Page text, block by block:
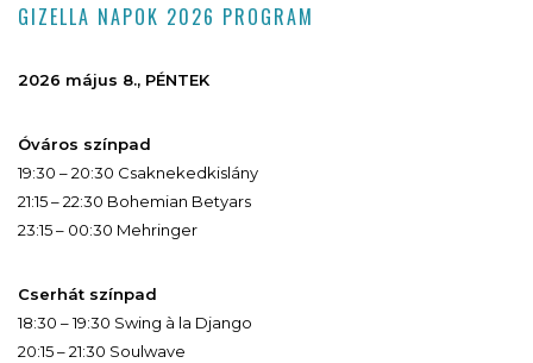
GIZELLA NAPOK 2026 PROGRAM
2026 május 8., PÉNTEK
Óváros színpad
19:30 – 20:30 Csaknekedkislány
21:15 – 22:30 Bohemian Betyars
23:15 – 00:30 Mehringer
Cserhát színpad
18:30 – 19:30 Swing à la Django
20:15 – 21:30 Soulwave